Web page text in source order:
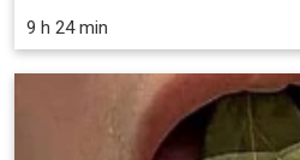
9 h 24 min